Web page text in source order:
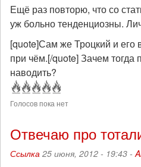
Ещё раз повторю, что со
уж больно тенденциозны.
[quote]Сам же Троцкий и его
при чём.[/quote] Зачем тогда
наводить?
Голосов пока нет
Отвечаю про
Ссылка 25 июня, 2012 - 19:43 -